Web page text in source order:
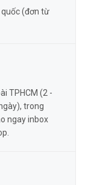
quốc (đơn từ
TPHCM (2 -
trong
ngay inbox